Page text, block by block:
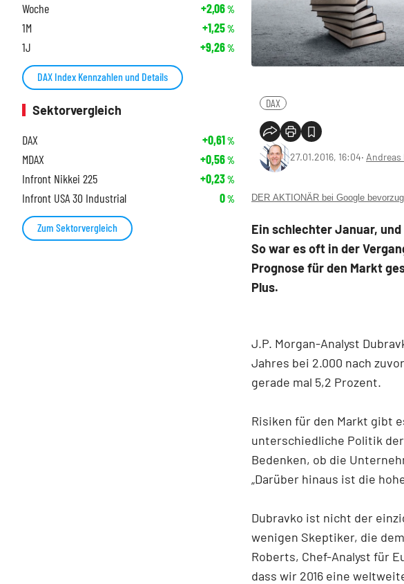
DAX
27.01.2016, 16:04‧ Andreas
DER AKTIONÄR bei Google
Ein schlechter Januar,
So war es oft in der
Prognose für den Markt
Plus.
J.P. Morgan-Analyst
Jahres bei 2.000 nach
gerade mal 5,2 Prozent.
Risiken für den Markt gibt
unterschiedliche Politik der
Bedenken, ob die
„Darüber hinaus ist die
Dubravko ist nicht der
wenigen Skeptiker, die
Roberts, Chef-Analyst für
dass wir 2016 eine
Woche +2,06%
1M +1,25%
1J +9,26%
DAX Index Kennzahlen und Details
Sektorvergleich
DAX
+0,61%
MDAX +0,56%
Infront Nikkei 225 +0,23%
Infront USA 30 Industrial 0%
Zum Sektorvergleich